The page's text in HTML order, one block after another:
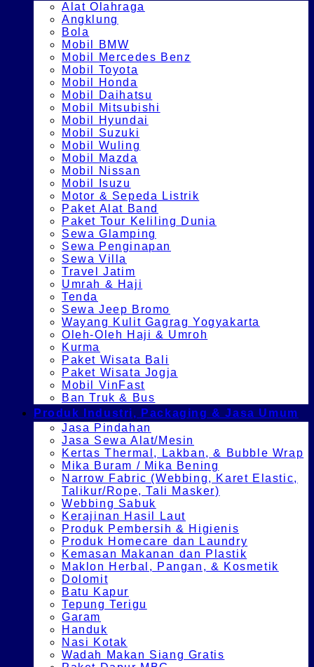
Alat Olahraga
Angklung
Bola
Mobil BMW
Mobil Mercedes Benz
Mobil Toyota
Mobil Honda
Mobil Daihatsu
Mobil Mitsubishi
Mobil Hyundai
Mobil Suzuki
Mobil Wuling
Mobil Mazda
Mobil Nissan
Mobil Isuzu
Motor & Sepeda Listrik
Paket Alat Band
Paket Tour Keliling Dunia
Sewa Glamping
Sewa Penginapan
Sewa Villa
Travel Jatim
Umrah & Haji
Tenda
Sewa Jeep Bromo
Wayang Kulit Gagrag Yogyakarta
Oleh-Oleh Haji & Umroh
Kurma
Paket Wisata Bali
Paket Wisata Jogja
Mobil VinFast
Ban Truk & Bus
Produk Industri, Packaging & Jasa Umum
Jasa Pindahan
Jasa Sewa Alat/Mesin
Kertas Thermal, Lakban, & Bubble Wrap
Mika Buram / Mika Bening
Narrow Fabric (Webbing, Karet Elastic,
Talikur/Rope, Tali Masker)
Webbing Sabuk
Kerajinan Hasil Laut
Produk Pembersih & Higienis
Produk Homecare dan Laundry
Kemasan Makanan dan Plastik
Maklon Herbal, Pangan, & Kosmetik
Dolomit
Batu Kapur
Tepung Terigu
Garam
Handuk
Nasi Kotak
Wadah Makan Siang Gratis